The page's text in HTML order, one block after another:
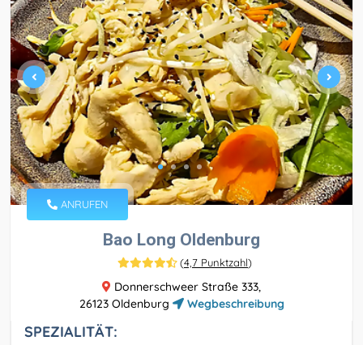
ANRUFEN
Bao Long Oldenburg
(4,7 Punktzahl)
Donnerschweer Straße 333,
26123 Oldenburg
Wegbeschreibung
SPEZIALITÄT: